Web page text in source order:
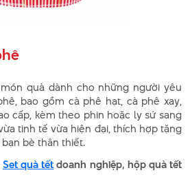
quà dành cho những người yêu
bao gồm cà phê hạt, cà phê xay,
cấp, kèm theo phin hoặc ly sứ sang
tinh tế vừa hiện đại, thích hợp tặng
bè thân thiết.
Set quà tếtdoanh nghiệp, hộp quà tết